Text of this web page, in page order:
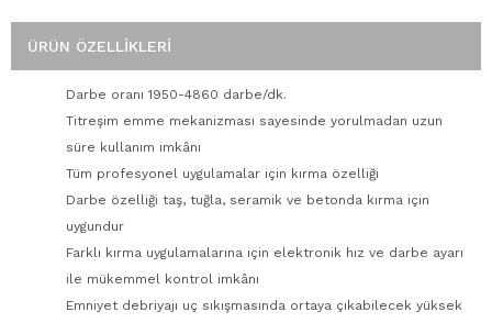
ÜRÜN ÖZELLIKLERI
Darbe oranı 1950-4860 darbe/dk.
Titreşim emme mekanizması sayesinde yorulmadan uzun
süre kullanım imkânı
Tüm profesyonel uygulamalar için kırma özelliği
Darbe özelliği taş, tuğla, seramik ve betonda kırma için
uygundur
Farklı kırma uygulamalarına için elektronik hız ve darbe ayarı
ile mükemmel kontrol imkânı
Emniyet debriyajı uç sıkışmasında ortaya çıkabilecek yüksek